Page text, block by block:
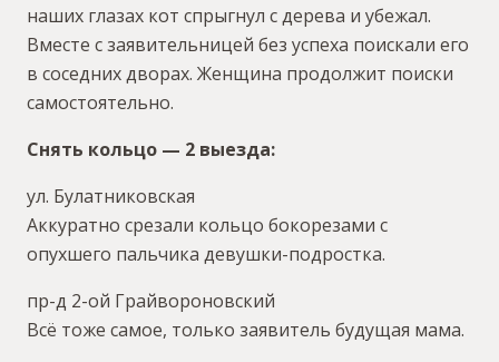
наших глазах кот спрыгнул с дерева и убежал.
Вместе с заявительницей без успеха поискали его
в соседних дворах. Женщина продолжит поиски
самостоятельно.
Снять кольцо — 2 выезда:
ул. Булатниковская
Аккуратно срезали кольцо бокорезами с
опухшего пальчика девушки-подростка.
пр-д 2-ой Грайвороновский
Всё тоже самое, только заявитель будущая мама.